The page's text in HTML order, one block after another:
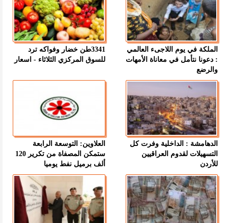
الملكة في يوم اللاجىء العالمي
: دعونا نتأمل في معاناة الأمهات
والرضع
3341طن خضار وفواكه ترد
للسوق المركزي الثلاثاء - اسعار
الدهامشة : الداخلية وفرت كل
التسهيلات لقدوم العراقيين
للأردن
العلاوين: التوسعة الرابعة
ستمكن المصفاة من تكرير 120
ألف برميل نفط يوميا